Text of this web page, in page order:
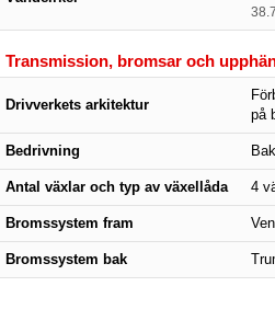
Transmission, bromsar och
Drivverkets arkitektur
på
Bedrivning
Antal växlar och typ av växellåda 4
Bromssystem fram
Bromssystem bak